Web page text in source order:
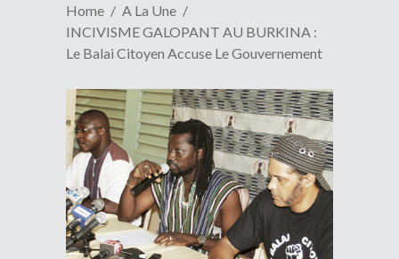
Home
A La Une
INCIVISME GALOPANT AU BURKINA :
Le Balai Citoyen Accuse Le Gouvernement